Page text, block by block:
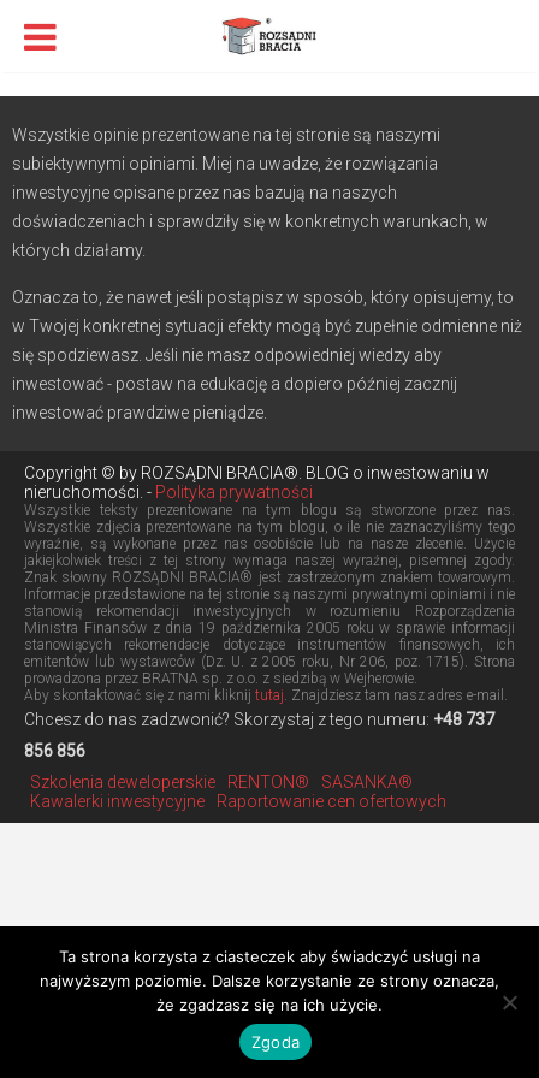
Wszystkie opinie prezentowane na tej stronie są naszymi
subiektywnymi opiniami. Miej na uwadze, że rozwiązania
inwestycyjne opisane przez nas bazują na naszych
doświadczeniach i sprawdziły się w konkretnych warunkach, w
których działamy.
Oznacza to, że nawet jeśli postąpisz w sposób, który opisujemy, to
w Twojej konkretnej sytuacji efekty mogą być zupełnie odmienne niż
się spodziewasz. Jeśli nie masz odpowiedniej wiedzy aby
inwestować - postaw na edukację a dopiero później zacznij
inwestować prawdziwe pieniądze.
Copyright © by ROZSĄDNI BRACIA®. BLOG o inwestowaniu w
nieruchomości. - Polityka prywatności
Wszystkie teksty prezentowane na tym blogu są stworzone przez nas.
Wszystkie zdjęcia prezentowane na tym blogu, o ile nie zaznaczyliśmy tego
wyraźnie, są wykonane przez nas osobiście lub na nasze zlecenie. Użycie
jakiejkolwiek treści z tej strony wymaga naszej wyraźnej, pisemnej zgody.
Znak słowny ROZSĄDNI BRACIA® jest zastrzeżonym znakiem towarowym.
Informacje przedstawione na tej stronie są naszymi prywatnymi opiniami i nie
stanowią rekomendacji inwestycyjnych w rozumieniu Rozporządzenia
Ministra Finansów z dnia 19 października 2005 roku w sprawie informacji
stanowiących rekomendacje dotyczące instrumentów finansowych, ich
emitentów lub wystawców (Dz. U. z 2005 roku, Nr 206, poz. 1715). Strona
prowadzona przez BRATNA sp. z o.o. z siedzibą w Wejherowie.
Aby skontaktować się z nami kliknij tutaj. Znajdziesz tam nasz adres e-mail.
Chcesz do nas zadzwonić? Skorzystaj z tego numeru: +48 737
856 856
Szkolenia deweloperskie
RENTON®
SASANKA®
Kawalerki inwestycyjne
Raportowanie cen ofertowych
Ta strona korzysta z ciasteczek aby świadczyć usługi na
najwyższym poziomie. Dalsze korzystanie ze strony oznacza,
że zgadzasz się na ich użycie.
Zgoda